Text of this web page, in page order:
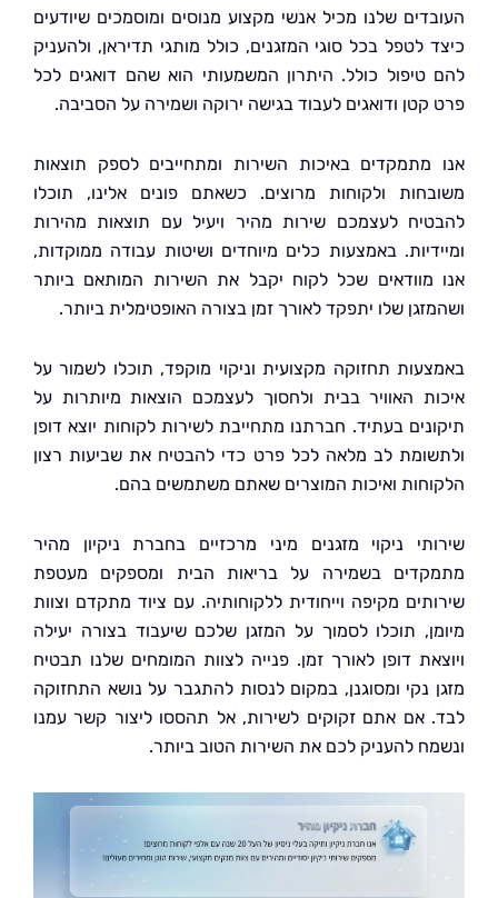
שלנו מכיל אנשי מקצוע מנוסים ומוסמכים שיודעים
לטפל בכל סוגי המזגנים, כולל מותגי תדיראן, ולהעניק
כולל. היתרון המשמעותי הוא שהם דואגים לכל
ודואגים לעבוד בגישה ירוקה ושמירה על הסביבה.
באיכות השירות ומתחייבים לספק תוצאות
ולקוחות מרוצים. כשאתם פונים אלינו, תוכלו
לעצמכם שירות מהיר ויעיל עם תוצאות מהירות
באמצעות כלים מיוחדים ושיטות עבודה ממוקדות,
שכל לקוח יקבל את השירות המותאם ביותר
שלו יתפקד לאורך זמן בצורה האופטימלית ביותר.
תחזוקה מקצועית וניקוי מוקפד, תוכלו לשמור על
האוויר בבית ולחסוך לעצמכם הוצאות מיותרות על
בעתיד. חברתנו מתחייבת לשירות לקוחות יוצא דופן
לב מלאה לכל פרט כדי להבטיח את שביעות רצון
ואיכות המוצרים שאתם משתמשים בהם.
ניקוי מזגנים מיני מרכזיים בחברת ניקיון מהיר
בשמירה על בריאות הבית ומספקים מעטפת
מקיפה וייחודית ללקוחותיה. עם ציוד מתקדם וצוות
תוכלו לסמוך על המזגן שלכם שיעבוד בצורה יעילה
דופן לאורך זמן. פנייה לצוות המומחים שלנו תבטיח
נקי ומסוגנן, במקום לנסות להתגבר על נושא התחזוקה
אם אתם זקוקים לשירות, אל תהססו ליצור קשר עמנו
להעניק לכם את השירות הטוב ביותר.